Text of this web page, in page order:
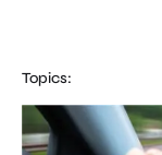
Topics: